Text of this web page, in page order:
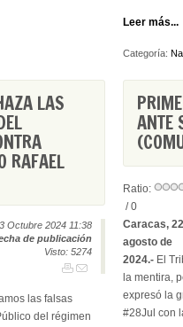
Leer más...
Categoría:
LAS
RAFAEL
Octubre 2024 11:38
de publicación
Visto: 5274
las falsas
del régimen
ANTE
Ratio:
/ 0
Caracas,
agosto de
2024.- El
la mentira,
expresó la
#28Jul con